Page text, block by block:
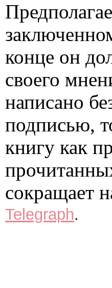
конце он
своего
написано
подписью,
книгу как
сокращает
Telegraph.